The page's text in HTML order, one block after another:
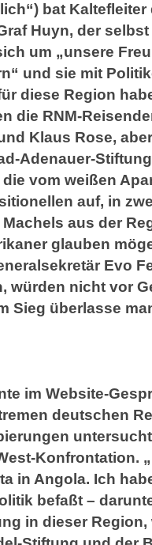
bat Kaltefleiter
Huyn, der
um „unsere
und sie mit
diese Region
die RNM-
Klaus Rose,
Adenauer-
vom weißen
auf, in
Machels aus der
glauben
Evo
würden nicht vor
Sieg überlasse
im Website-
deutschen
Konfrontation.
in Angola. Ich
befaßt –
in dieser